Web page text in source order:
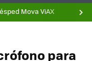
Mova ViAX
para